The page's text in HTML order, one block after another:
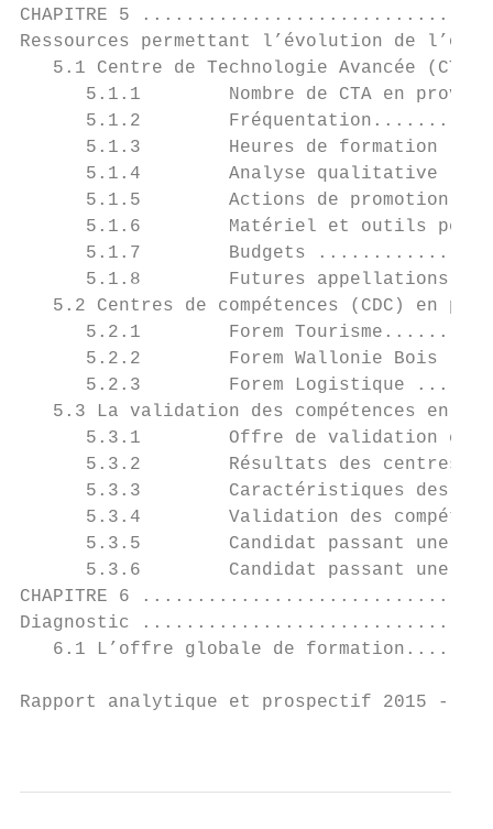
CHAPITRE 5
Ressources permettant
5.1 Centre de Technologie Avancée
5.1.1        Nombre de CTA en
5.1.2
5.1.3        Heures de formation
5.1.4        Analyse qualitative
5.1.5        Actions de promotion
5.1.6        Matériel et outils
5.1.7        Budgets
5.1.8        Futures appellations
5.2 Centres de compétences (CDC) en
5.2.1        Forem
5.2.2        Forem Wallonie Bois
5.2.3        Forem Logistique
5.3 La validation des compétences en
5.3.1        Offre de validation en
5.3.2        Résultats des centres
5.3.3        Caractéristiques des
5.3.4        Validation des
5.3.5        Candidat passant une
5.3.6        Candidat passant une
CHAPITRE 6
Diagnostic
6.1 L’offre globale de
Rapport analytique et prospectif 2015 -